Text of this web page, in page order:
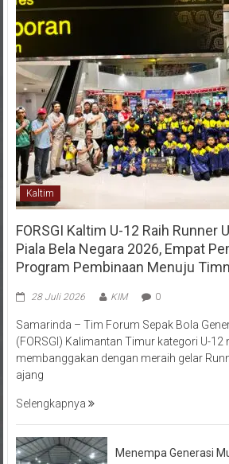
Kaltim
FORSGI Kaltim U-12 Raih Runner
Piala Bela Negara 2026, Empat
Program Pembinaan Menuju
(FORSGI) Kalimantan Timur kategori U-12
membanggakan dengan meraih gelar
ajang
di Bumi Perkemahan